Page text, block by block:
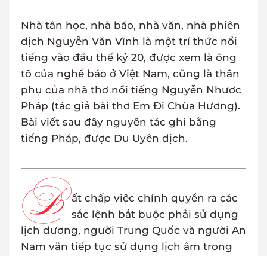
Nhà tân học, nhà báo, nhà văn, nhà phiên
dịch Nguyễn Văn Vĩnh là một trí thức nổi
tiếng vào đầu thế kỷ 20, được xem là ông
tổ của nghề báo ở Việt Nam, cũng là thân
phụ của nhà thơ nổi tiếng Nguyễn Nhược
Pháp (tác giả bài thơ Em Đi Chùa Hương).
Bài viết sau đây nguyên tác ghi bằng
tiếng Pháp, được Du Uyên dịch.
B ất chấp việc chính quyền ra các
sắc lệnh bắt buộc phải sử dụng
lịch dương, người Trung Quốc và người An
Nam vẫn tiếp tục sử dụng lịch âm trong